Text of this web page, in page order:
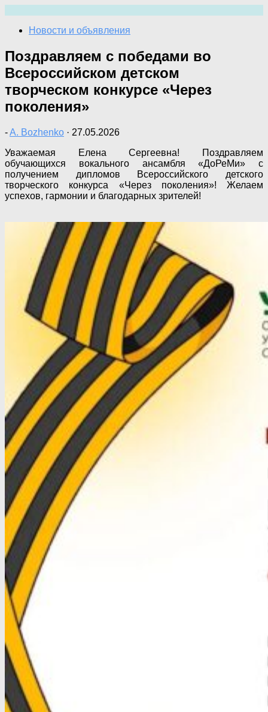
содержимому
Новости и объявления
Поздравляем с победами во
Всероссийском детском
творческом конкурсе «Через
поколения»
-A. Bozhenko · 27.05.2026
Уважаемая Елена Сергеевна! Поздравляем
обучающихся вокального ансамбля «ДоРеМи» с
получением дипломов Всероссийского детского
творческого конкурса «Через поколения»! Желаем
успехов, гармонии и благодарных зрителей!